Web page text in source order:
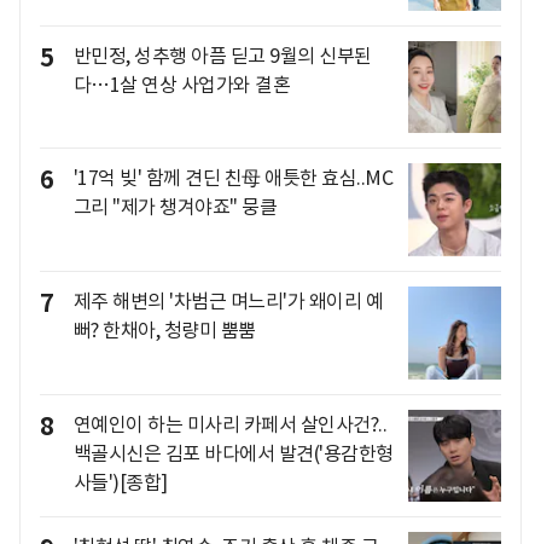
5
반민정, 성추행 아픔 딛고 9월의 신부된
다…1살 연상 사업가와 결혼
6
'17억 빚' 함께 견딘 친母 애틋한 효심..MC
그리 "제가 챙겨야죠" 뭉클
7
제주 해변의 '차범근 며느리'가 왜이리 예
뻐? 한채아, 청량미 뿜뿜
8
연예인이 하는 미사리 카페서 살인사건?..
백골시신은 김포 바다에서 발견('용감한형
사들')[종합]